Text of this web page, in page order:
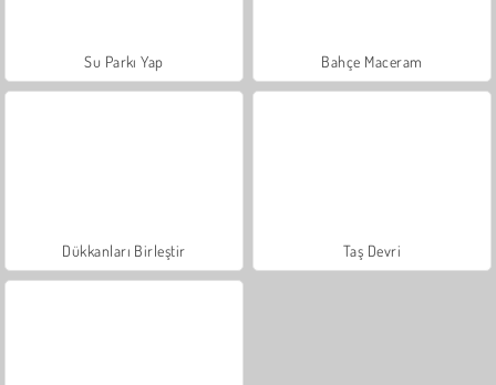
Su Parkı Yap Bahçe Maceram
Dükkanları Birleştir Taş Devri